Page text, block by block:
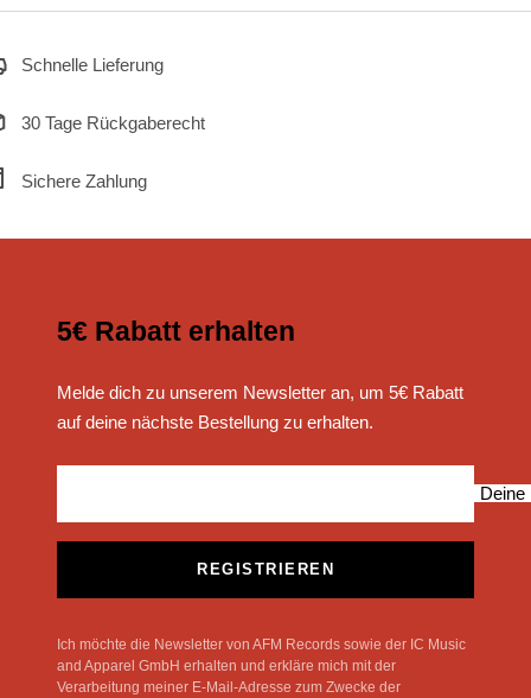
Schnelle Lieferung
30 Tage Rückgaberecht
Sichere Zahlung
5€ Rabatt erhalten
Melde dich zu unserem Newsletter an, um 5€ Rabatt
auf deine nächste Bestellung zu erhalten.
Deine
REGISTRIEREN
Ich möchte die Newsletter von AFM Records sowie der IC Music
and Apparel GmbH erhalten und erkläre mich mit der
Verarbeitung meiner E-Mail-Adresse zum Zwecke der